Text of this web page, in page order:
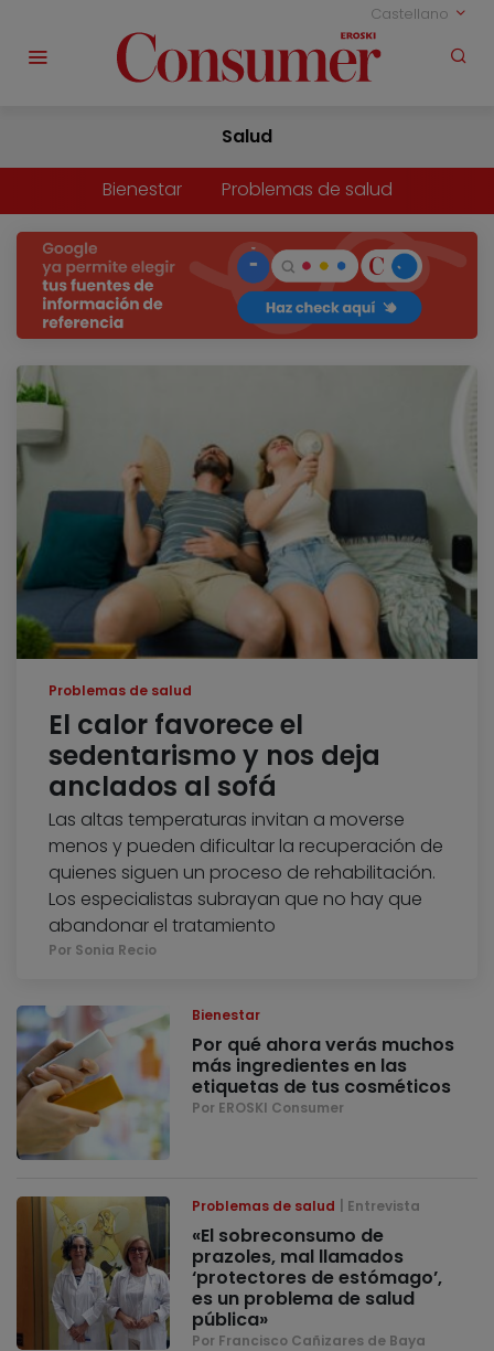
Castellano
Salud
Bienestar Problemas de salud
Problemas de salud
El calor favorece el
sedentarismo y nos deja
anclados al sofá
Las altas temperaturas invitan a moverse
menos y pueden dificultar la recuperación de
quienes siguen un proceso de rehabilitación.
Los especialistas subrayan que no hay que
abandonar el tratamiento
Por Sonia Recio
Bienestar
Por qué ahora verás muchos
más ingredientes en las
etiquetas de tus cosméticos
Por EROSKI Consumer
Problemas de salud Entrevista
«El sobreconsumo de
prazoles, mal llamados
‘protectores de estómago’,
es un problema de salud
pública»
Por Francisco Cañizares de Baya